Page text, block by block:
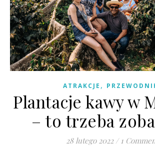
ATRAKCJE ,
Plantacje kawy w
– to trzeba
28 lutego 2022 / 1